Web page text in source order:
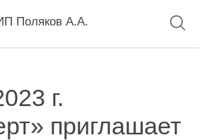
Поляков А.А.
г.
приглашает